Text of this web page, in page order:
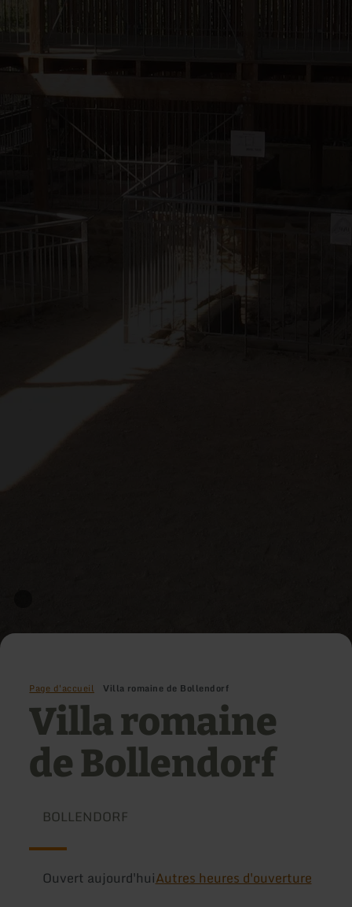
Page d'accueil Villa romaine de Bollendorf
Villa romaine
de Bollendorf
BOLLENDORF
Ouvert aujourd'huiAutres heures d'ouverture